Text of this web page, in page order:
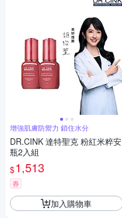
增強肌膚防禦力 鎖住水分
DR.CINK 達特聖克 粉紅米粹安
瓶2入組
$1,513
券
加入購物車